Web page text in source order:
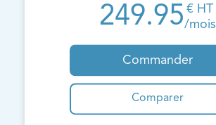
249.95 € HT
/mois
Commander
Comparer